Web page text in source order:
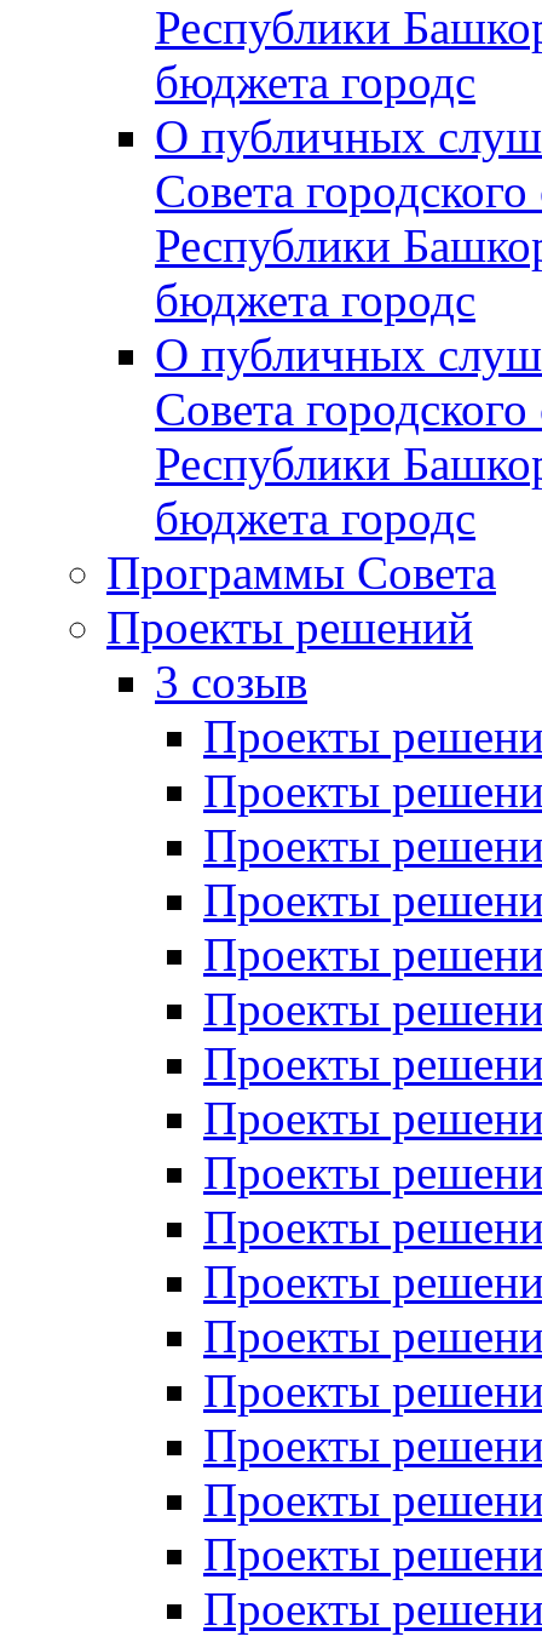
Республики
бюджета городс
О публичных
Совета
Республики
бюджета городс
О публичных
Совета
Республики
бюджета городс
Программы Совета
Проекты решений
3 созыв
Проекты
Проекты
Проекты
Проекты
Проекты
Проекты
Проекты
Проекты
Проекты
Проекты
Проекты
Проекты
Проекты
Проекты
Проекты
Проекты
Проекты